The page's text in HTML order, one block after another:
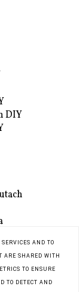
DIY
AND TO
ARE SHARED WITH
TO ENSURE
TO DETECT AND